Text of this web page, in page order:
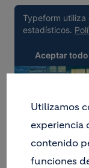
Utilizamos
experiencia
contenido
funciones